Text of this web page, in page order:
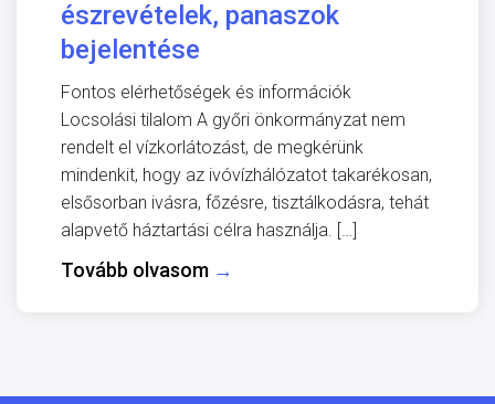
észrevételek, panaszok
bejelentése
Fontos elérhetőségek és információk
Locsolási tilalom A győri önkormányzat nem
rendelt el vízkorlátozást, de megkérünk
mindenkit, hogy az ivóvízhálózatot takarékosan,
elsősorban ivásra, főzésre, tisztálkodásra, tehát
alapvető háztartási célra használja. […]
Tovább olvasom →